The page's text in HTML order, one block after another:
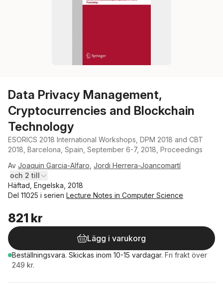
Data Privacy Management,
Cryptocurrencies and Blockchain
Technology
ESORICS 2018 International Workshops, DPM 2018 and CBT
2018, Barcelona, Spain, September 6-7, 2018, Proceedings
Av Joaquin Garcia-Alfaro Jordi Herrera-Joancomartí
och 2 till
Häftad, Engelska, 2018
Del 11025 i serien Lecture Notes in Computer Science
821 kr
Lägg i varukorg
Beställningsvara. Skickas inom 10-15 vardagar. Fri frakt över
249 kr.